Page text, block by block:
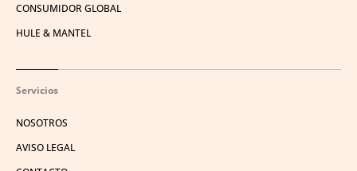
CONSUMIDOR GLOBAL
HULE & MANTEL
Servicios
NOSOTROS
AVISO LEGAL